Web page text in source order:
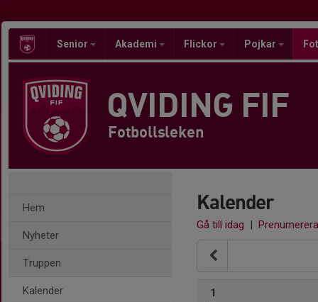
Senior Akademi Flickor Pojkar
QVIDING FIF
Fotbollsleken
Hem
Nyheter
Truppen
Kalender
Kalender
Gå till idag | Prenumerera
1